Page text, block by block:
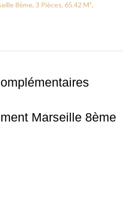
8ème, 3 Pièces, 65.42 M²,
Marseille 8ème